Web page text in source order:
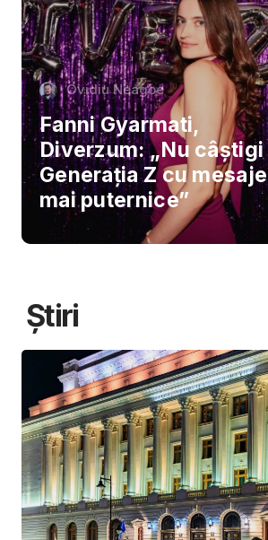
Ovidiu Neagoe
Fanni Gyarmati,
Diverzum: „Nu câștigi
Generația Z cu mesaje
mai puternice”
Știri